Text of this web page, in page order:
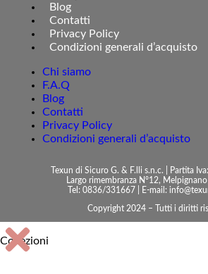
Blog
Contatti
Privacy Policy
Condizioni generali d’acquisto
Chi siamo
F.A.Q
Blog
Contatti
Privacy Policy
Condizioni generali d’acquisto
Texun di Sicuro G. & F.lli s.n.c. | Partita
Largo rimembranza N°12,
Tel: 0836/331667 | E-mail:
Copyright 2024 – Tutti i diritti
Collezioni
Accessori bagno